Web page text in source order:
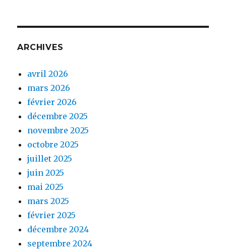
ARCHIVES
avril 2026
mars 2026
février 2026
décembre 2025
novembre 2025
octobre 2025
juillet 2025
juin 2025
mai 2025
mars 2025
février 2025
décembre 2024
septembre 2024